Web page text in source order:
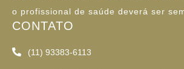
o profissional de saúde deverá ser
CONTATO
(11) 93383-6113